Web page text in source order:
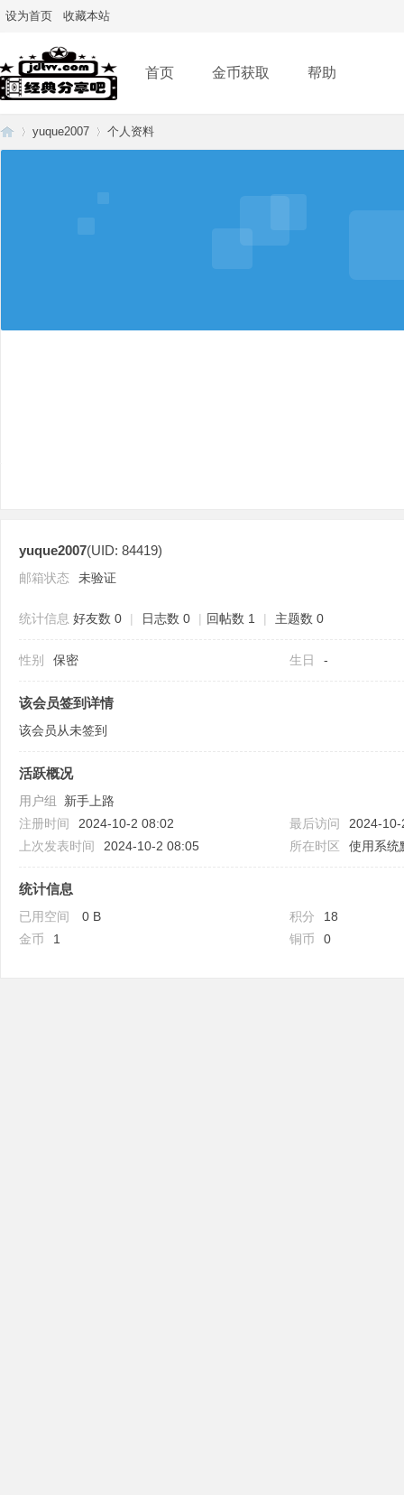
设为首页 收藏本站
首页 金币获取 帮助
yuque2007 个人资料
yuque2007(UID: 84419)
邮箱状态 未验证
统计信息 好友数 0 | 日志数 0 | 回帖数 1 | 主题数 0
性别 保密 生日 -
该会员签到详情
该会员从未签到
活跃概况
用户组 新手上路
注册时间
2024-10-2 08:02 最后访问
2024-
上次发表时间
2024-10-2 08:05 所在时区 使用系统
统计信息
已用空间 0 B 积分
18
金币
1 铜币 0